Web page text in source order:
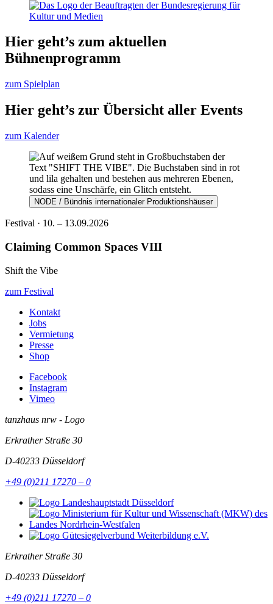
Hier geht’s zum aktuellen
Bühnenprogramm
zum Spielplan
Hier geht’s zur Übersicht aller Events
zum Kalender
NODE / Bündnis internationaler Produktionshäuser
Festival · 10. – 13.09.2026
Claiming Common Spaces VIII
Shift the Vibe
zum Festival
Kontakt
Jobs
Vermietung
Presse
Shop
Facebook
Instagram
Vimeo
tanzhaus nrw - Logo
Erkrather Straße 30
D-40233 Düsseldorf
+49 (0)211 17270 – 0
Erkrather Straße 30
D-40233 Düsseldorf
+49 (0)211 17270 – 0